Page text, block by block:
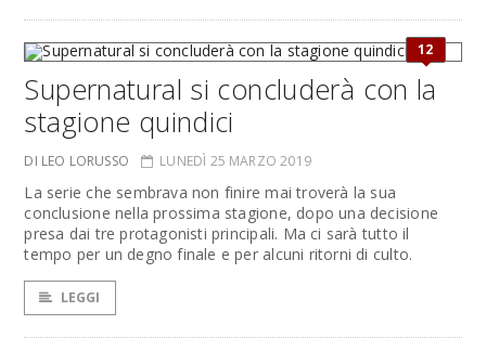
12
Supernatural si concluderà con la
stagione quindici
DI LEO LORUSSO LUNEDÌ 25 MARZO 2019
La serie che sembrava non finire mai troverà la sua
conclusione nella prossima stagione, dopo una decisione
presa dai tre protagonisti principali. Ma ci sarà tutto il
tempo per un degno finale e per alcuni ritorni di culto.
LEGGI